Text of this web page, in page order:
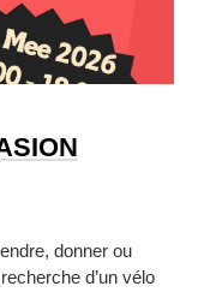
donner ou
d’un vélo